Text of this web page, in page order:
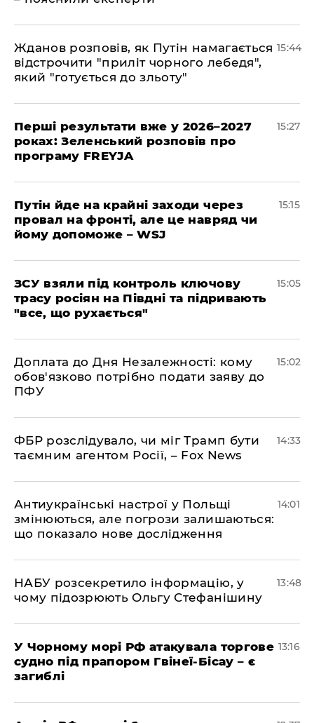
Жданов розповів, як Путін намагається
відстрочити "приліт чорного лебедя",
який "готується до зльоту"
15:44
Перші результати вже у 2026–2027
роках: Зеленський розповів про
програму FREYJA
15:27
Путін йде на крайні заходи через
провал на фронті, але це навряд чи
йому допоможе – WSJ
15:15
ЗСУ взяли під контроль ключову
трасу росіян на Півдні та підривають
"все, що рухається"
15:05
Доплата до Дня Незалежності: кому
обов'язково потрібно подати заяву до
ПФУ
15:02
ФБР розслідувало, чи міг Трамп бути
таємним агентом Росії, – Fox News
14:33
Антиукраїнські настрої у Польщі
змінюються, але погрози залишаються:
що показало нове дослідження
14:01
НАБУ розсекретило інформацію, у
чому підозрюють Ольгу Стефанішину
13:48
У Чорному морі РФ атакувала торгове
судно під прапором Гвінеї-Бісау – є
загиблі
13:16